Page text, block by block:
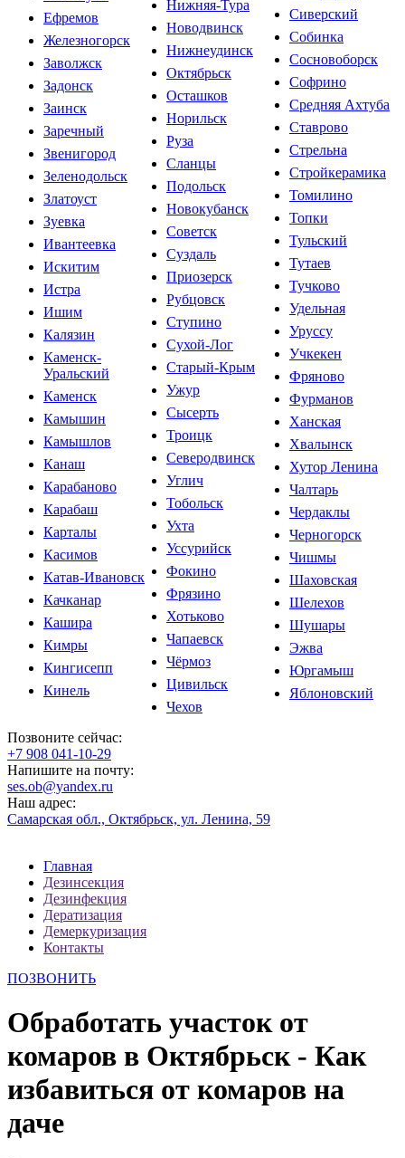
Ефремов
Железногорск
Заволжск
Задонск
Заинск
Заречный
Звенигород
Зеленодольск
Златоуст
Зуевка
Ивантеевка
Искитим
Истра
Ишим
Калязин
Каменск-
Уральский
Каменск
Камышин
Камышлов
Канаш
Карабаново
Карабаш
Карталы
Касимов
Катав-Ивановск
Качканар
Кашира
Кимры
Кингисепп
Кинель
Нижняя-Тура
Новодвинск
Нижнеудинск
Октябрьск
Осташков
Норильск
Руза
Сланцы
Подольск
Новокубанск
Советск
Суздаль
Приозерск
Рубцовск
Ступино
Сухой-Лог
Старый-Крым
Ужур
Сысерть
Троицк
Северодвинск
Углич
Тобольск
Ухта
Уссурийск
Фокино
Фрязино
Хотьково
Чапаевск
Чёрмоз
Цивильск
Чехов
Сиверский
Собинка
Сосновоборск
Софрино
Средняя Ахтуба
Ставрово
Стрельна
Стройкерамика
Томилино
Топки
Тульский
Тутаев
Тучково
Удельная
Уруссу
Учкекен
Фряново
Фурманов
Ханская
Хвалынск
Хутор Ленина
Чалтарь
Чердаклы
Черногорск
Чишмы
Шаховская
Шелехов
Шушары
Эжва
Юргамыш
Яблоновский
Позвоните сейчас:
‪+7 908 041-10-29
Напишите на почту:
ses.ob@yandex.ru
Наш адрес:
Самарская обл., Октябрьск, ул. Ленина, 59
Главная
Дезинсекция
Дезинфекция
Дератизация
Демеркуризация
Контакты
ПОЗВОНИТЬ
Обработать участок от
комаров в Октябрьск - Как
избавиться от комаров на
даче